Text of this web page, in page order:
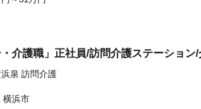
・介護職」正社員/訪問介護ステーショ
泉 訪問介護
横浜市